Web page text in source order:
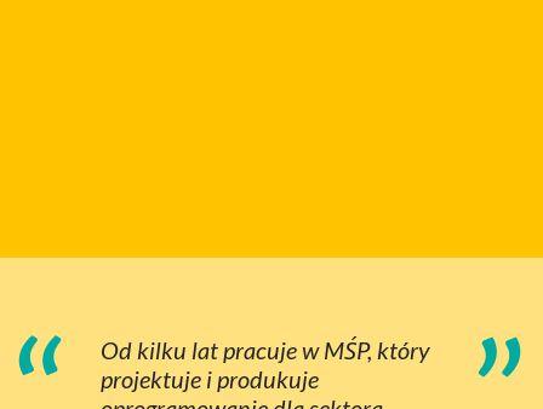
Od kilku lat pracuje w MŚP, który
projektuje i produkuje